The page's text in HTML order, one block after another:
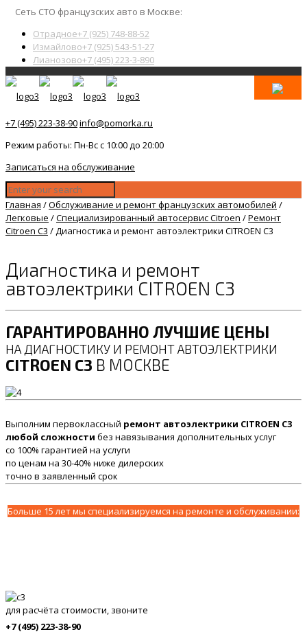
Сеть СТО французских авто в Москве:
Отрадное+7 (925) 748-88-52
Измайлово+7 (925) 543-51-27
Лианозово+7 (495) 223-3-890
+7 (495) 223-38-90info@pomorka.ru
Режим работы: Пн-Вс с 10:00 до 20:00
Записаться на обслуживание
Главная /Обслуживание и ремонт французских автомобилей /
Легковые /Специализированный автосервис Citroen /Ремонт
Citroen C3 /Диагностика и ремонт автоэлектрики CITROEN C3
Диагностика и ремонт
автоэлектрики CITROEN C3
ГАРАНТИРОВАННО ЛУЧШИЕ ЦЕНЫ
НА ДИАГНОСТИКУ И РЕМОНТ АВТОЭЛЕКТРИКИ
CITROEN C3 В МОСКВЕ
Выполним первоклассный ремонт автоэлектрики CITROEN C3
любой сложности без навязывания дополнительных услуг
со 100% гарантией на услуги
по ценам на 30-40% ниже дилерских
точно в заявленный срок
Больше 15 лет мы специализируемся на ремонте и обслуживании:
для расчёта стоимости, звоните
+7 (495) 223-38-90